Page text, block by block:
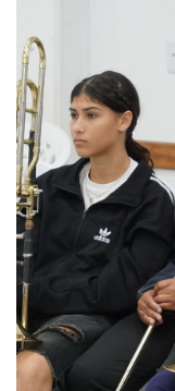
condições climáticas e
economia local”, diz ela.
Atuação da Epagri/Ciram
As áreas de atuação da
agroambiental, com
o planejamento rural
focada no
bacias hidrográficas.
Já a meteorologia é
em Santa Catarina. O
atualizados para a
oceanografia e
para regiões
pesquisas em
modelagem ambiental,
Por fim, a gestão da
pesquisa, organizando